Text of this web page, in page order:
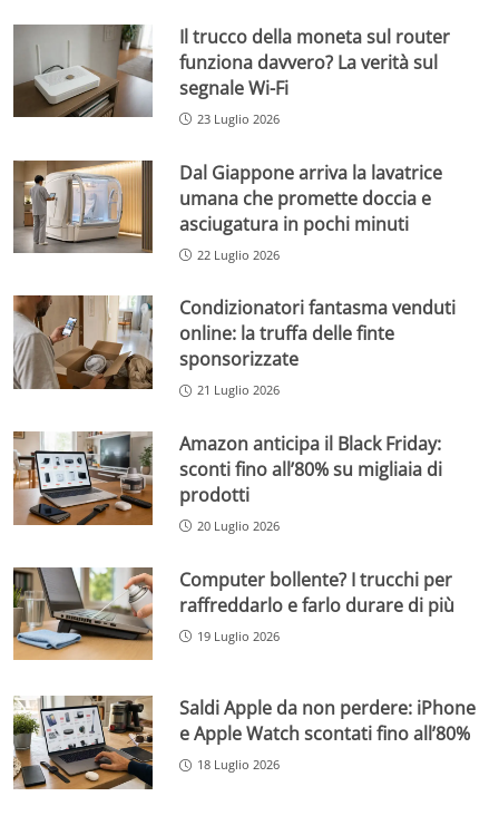
Il trucco della moneta sul router
funziona davvero? La verità sul
segnale Wi-Fi
23 Luglio 2026
Dal Giappone arriva la lavatrice
umana che promette doccia e
asciugatura in pochi minuti
22 Luglio 2026
Condizionatori fantasma venduti
online: la truffa delle finte
sponsorizzate
21 Luglio 2026
Amazon anticipa il Black Friday:
sconti fino all’80% su migliaia di
prodotti
20 Luglio 2026
Computer bollente? I trucchi per
raffreddarlo e farlo durare di più
19 Luglio 2026
Saldi Apple da non perdere: iPhone
e Apple Watch scontati fino all’80%
18 Luglio 2026